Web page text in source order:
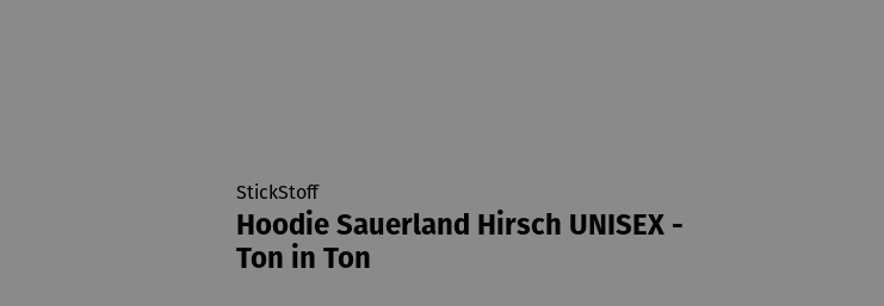
StickStoff
Hoodie Sauerland Hirsch UNISEX -
Ton in Ton